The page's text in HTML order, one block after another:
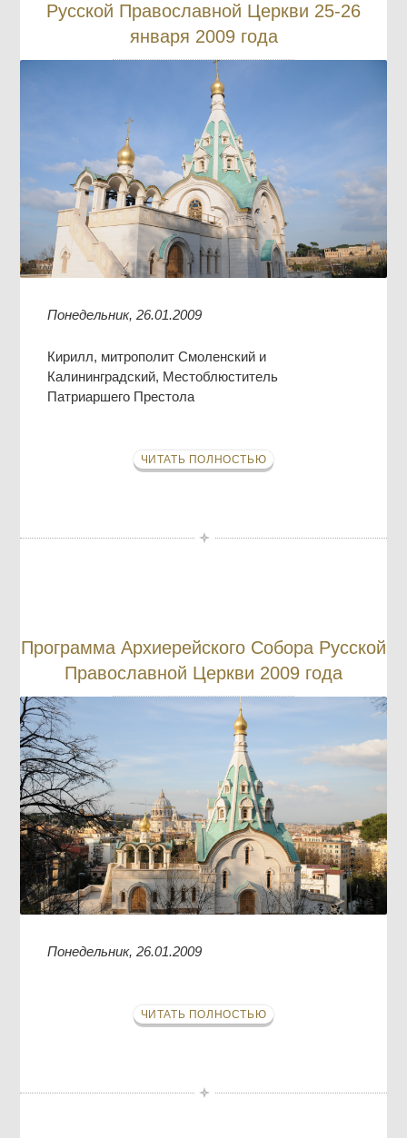
Русской Православной Церкви 25-26
января 2009 года
Понедельник, 26.01.2009
Кирилл, митрополит Смоленский и
Калининградский, Местоблюститель
Патриаршего Престола
ЧИТАТЬ ПОЛНОСТЬЮ
Программа Архиерейского Собора Русской
Православной Церкви 2009 года
Понедельник, 26.01.2009
ЧИТАТЬ ПОЛНОСТЬЮ